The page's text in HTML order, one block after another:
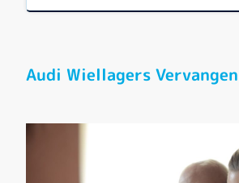
Audi Wiellagers Vervangen